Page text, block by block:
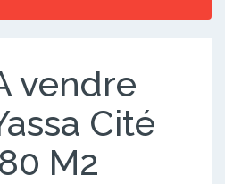
vendre
Cité
M2